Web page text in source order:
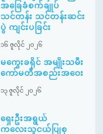
အခြေခံစက်ချုပ်
သင်တန်း သင်တန်းဆင်း
ပွဲ ကျင်းပခြင်း
၁၆ ဇူလိုင် ၂၀၂၆
မကွေးခရိုင် အမျိုးသမီး
ကော်မတီအစည်းအဝေး
၁၃ ဇူလိုင် ၂၀၂၆
ရှေးဦးအရွယ်
ကလေးသူငယ်ပြုစု